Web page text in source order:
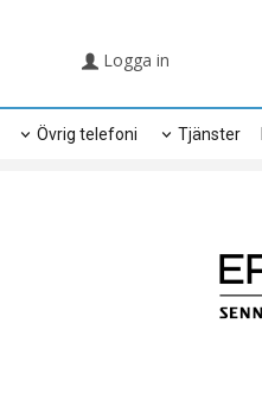
Logga in
Övrig telefoni Tjänster